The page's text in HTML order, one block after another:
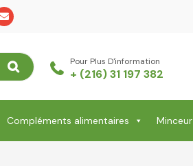
Pour Plus D'information
+ (216) 31 197 382
Compléments alimentaires Minceur